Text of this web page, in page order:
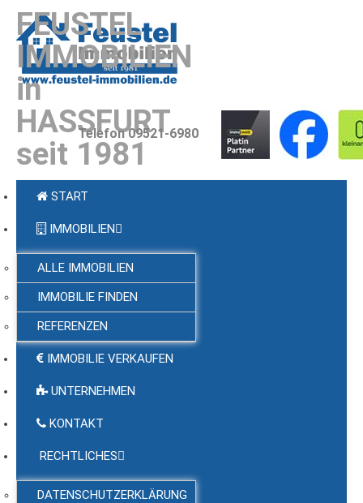
FEUSTEL
IMMOBILIEN
in
HASSFURT
seit 1981
Telefon 09521-6980
START
IMMOBILIEN
ALLE IMMOBILIEN
IMMOBILIE FINDEN
REFERENZEN
IMMOBILIE VERKAUFEN
UNTERNEHMEN
KONTAKT
RECHTLICHES
DATENSCHUTZERKLÄRUNG